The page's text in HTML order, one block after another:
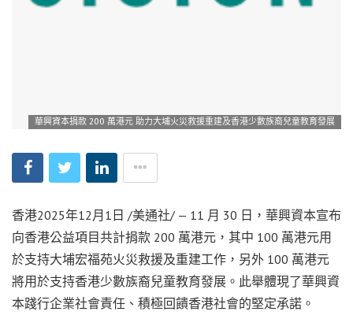
華興資本捐款 200 萬港元 助力大埔火災救援重建及香港少數族裔兒童教育發展
香港2025年12月1日 /美通社/ — 11 月 30 日，華興資本宣布
向香港公益項目共計捐款 200 萬港元，其中 100 萬港元用
於支持大埔宏福苑火災救援及重建工作，另外 100 萬港元
將用於支持香港少數族裔兒童教育發展。此舉體現了華興資
本踐行企業社會責任、積極回饋香港社會的堅定承諾。